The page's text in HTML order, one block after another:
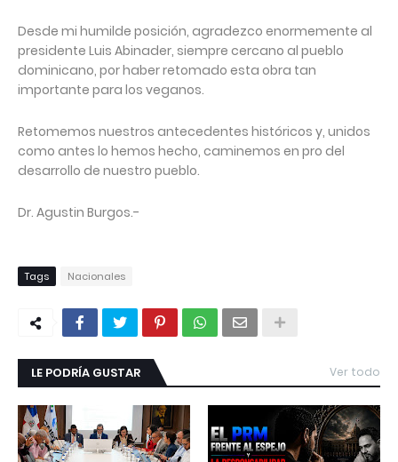
Desde mi humilde posición, agradezco enormemente al
presidente Luis Abinader, siempre cercano al pueblo
dominicano, por haber retomado esta obra tan
importante para los veganos.
Retomemos nuestros antecedentes históricos y, unidos
como antes lo hemos hecho, caminemos en pro del
desarrollo de nuestro pueblo.
Dr. Agustin Burgos.-
Tags Nacionales
LE PODRÍA GUSTAR Ver todo